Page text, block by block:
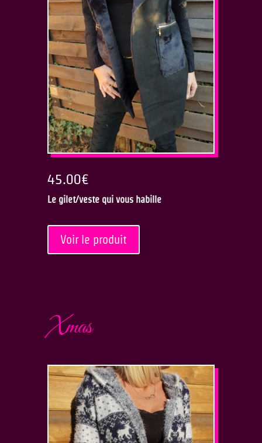
45.00€
Le gilet/veste qui vous habille
Voir le produit
Xmas